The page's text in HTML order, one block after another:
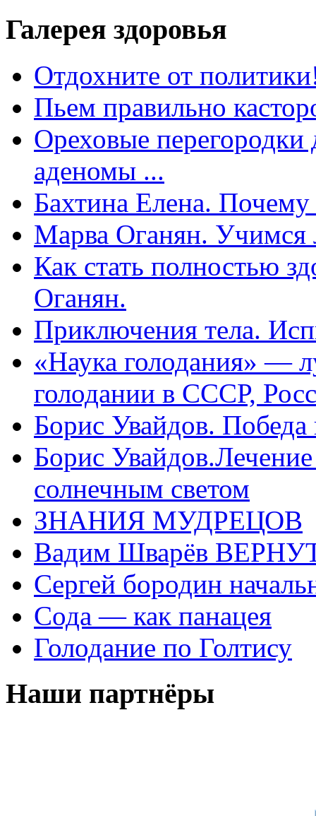
Галерея здоровья
Отдохните от
Пьем правильно
Ореховые перегородки
аденомы ...
Бахтина Елена.
Марва Оганян. Учимся
Как стать полностью
Оганян.
Приключения тела.
«Наука голодания» —
голодании в СССР,
Борис Увайдов.
Борис
солнечным светом
ЗНАНИЯ МУДРЕЦОВ
Вадим Шварёв
Сергей бородин
Сода — как панацея
Голодание по Голтису
Наши партнёры